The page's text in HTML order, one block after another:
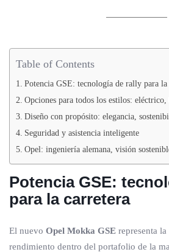
Table of Contents
Potencia GSE: tecnología de rally para la
Opciones para todos los estilos:
Diseño con propósito: elegancia,
Seguridad y asistencia inteligente
Opel: ingeniería alemana, visión
Potencia GSE:
para la carretera
El nuevo Opel Mokka GSE representa
rendimiento dentro del portafolio de la